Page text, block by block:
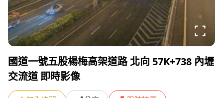
國道一號五股楊梅高架道路 北向 57K+738 內壢
交流道 即時影像